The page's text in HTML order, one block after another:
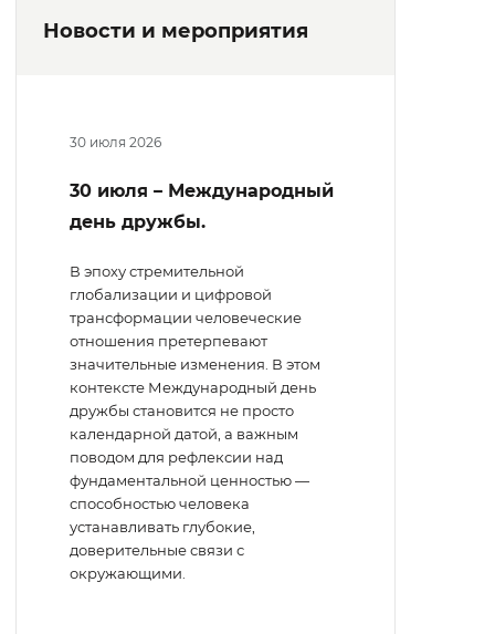
Новости и мероприятия
30 июля 2026
30 июля – Международный
день дружбы.
В эпоху стремительной
глобализации и цифровой
трансформации человеческие
отношения претерпевают
значительные изменения. В этом
контексте Международный день
дружбы становится не просто
календарной датой, а важным
поводом для рефлексии над
фундаментальной ценностью —
способностью человека
устанавливать глубокие,
доверительные связи с
окружающими.